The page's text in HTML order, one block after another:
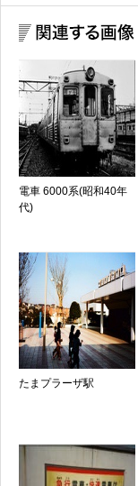
電車 6000系(昭和40年
代)
たまプラーザ駅